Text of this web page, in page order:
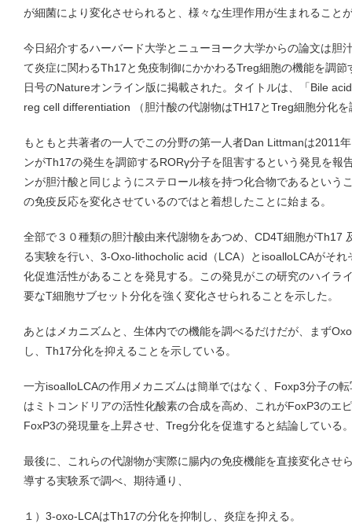
が細菌により変化させられると、様々な生理作用が生まれること
今日紹介するハーバード大学とニューヨーク大学からの論文は胆
て炎症に関わるTh17と免疫制御にかかわるTreg細胞の機能を調
日号のNatureオンライン版に掲載された。タイトルは、「Bile
reg cell differentiation （胆汁酸の代謝物はTH17とTreg細胞分化
もともと共著者の一人でこの分野の第一人者Dan Littmanは2011
ンがTh17の発生を調節するRORγ分子を阻害するという発見を報
ンが胆汁酸と同じようにステロール核を持つ化合物であるという
の免疫反応を変化させているのではと着想したことに始まる。
全部で３０種類の胆汁酸由来代謝物をあつめ、CD4T細胞がTh17
る実験を行い、3-Oxo-lithocholic acid（LCA）とisoalloLCAがそ
化促進活性があることを発見する。この発見がこの研究のハイラ
要なT細胞サブセット分化を強く変化させられることを示した。
あとはメカニズムと、生体内での機能を調べるだけだが、まず
し、Th17分化を抑えることを示している。
一方isoalloLCAの作用メカニズムは簡単ではなく、Foxp3分子の
はミトコンドリアの活性化酸素の合成を高め、これがFoxP3のエ
FoxP3の発現量を上昇させ、Treg分化を促進すると結論している
最後に、これらの代謝物が実際に腸内の免疫機能を直接変化させ
導する実験系で調べ、期待通り、
１）3-oxo-LCAはTh17の分化を抑制し、炎症を抑える。